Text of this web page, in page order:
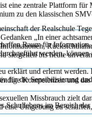
der Realschule
„In einer
sie gelten bis heute
erklärt und erlernt
Kompetenzen und
Schullebens im Bereich
eine zentrale Plattform
zu den klassischen
Raum für
werden,
für die Sensibilisierung
Missbrauch zielt
eine Umgebung zu